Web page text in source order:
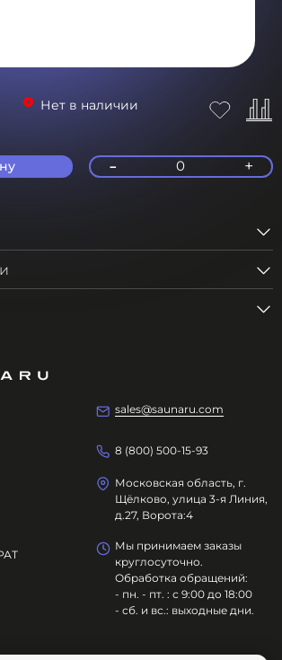
Нет в наличии
- 0 +
sales@saunaru.com
8 (800) 500-15-93
Московская область, г.
Щёлково, улица 3-я Линия,
д.27, Ворота:4
Мы принимаем заказы
круглосуточно.
Обработка обращений:
- пн. - пт. : с 9:00 до 18:00
- сб. и вс.: выходные дни.